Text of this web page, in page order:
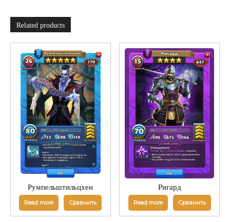
Related products
Румпельштильцхен
Read more Сравнить
Ригард
Read more Сравнить